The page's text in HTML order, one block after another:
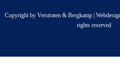
Copyright by Verstraten & Bergkamp |
rights reserved